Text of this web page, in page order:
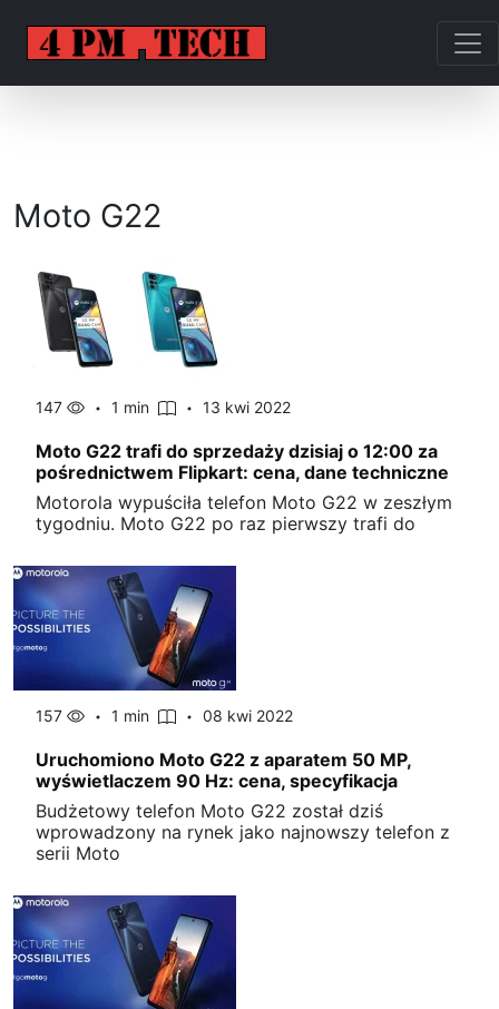
Moto G22
147 1 min 13 kwi 2022
Moto G22 trafi do sprzedaży dzisiaj o 12:00 za
pośrednictwem Flipkart: cena, dane techniczne
Motorola wypuściła telefon Moto G22 w zeszłym
tygodniu. Moto G22 po raz pierwszy trafi do
157 1 min 08 kwi 2022
Uruchomiono Moto G22 z aparatem 50 MP,
wyświetlaczem 90 Hz: cena, specyfikacja
Budżetowy telefon Moto G22 został dziś
wprowadzony na rynek jako najnowszy telefon z
serii Moto